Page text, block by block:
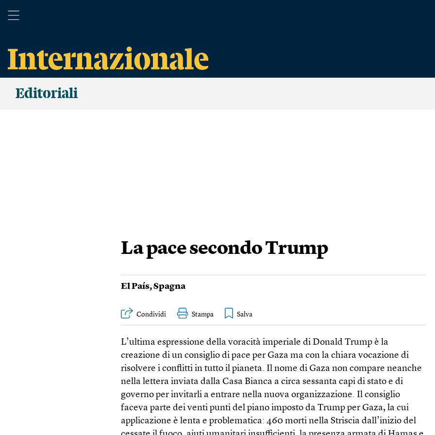
Editoriali
La pace secondo Trump
El País,Spagna
Condividi Stampa
L’ultima espressione della voracità imperiale di Donald Trump è la
creazione di un consiglio di pace per Gaza ma con la chiara vocazione di
risolvere i conflitti in tutto il pianeta. Il nome di Gaza non compare neanche
nella lettera inviata dalla Casa Bianca a circa sessanta capi di stato e di
governo per invitarli a entrare nella nuova organizzazione. Il consiglio
faceva parte dei venti punti del piano imposto da Trump per Gaza, la cui
applicazione è lenta e problematica: 460 morti nella Striscia dall’inizio del